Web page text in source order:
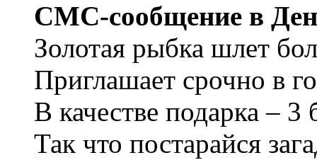
СМС-сообщение в
Золотая рыбка шлет
Приглашает срочно в
В качестве подарка –
Так что постарайся